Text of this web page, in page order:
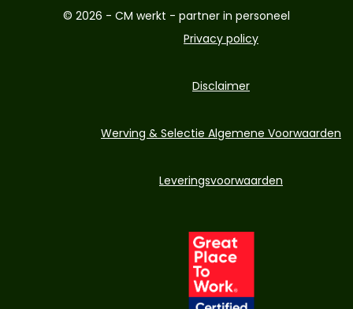
© 2026 - CM werkt - partner in personeel
Privacy policy
Disclaimer
Werving & Selectie Algemene Voorwaarden
Leveringsvoorwaarden